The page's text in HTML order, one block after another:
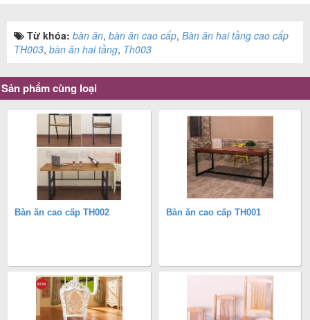
Từ khóa: bàn ăn, bàn ăn cao cấp, Bàn ăn hai tầng cao cấp
TH003, bàn ăn hai tầng, Th003
Sản phẩm cùng loại
Bàn ăn cao cấp TH002 Bàn ăn cao cấp TH001